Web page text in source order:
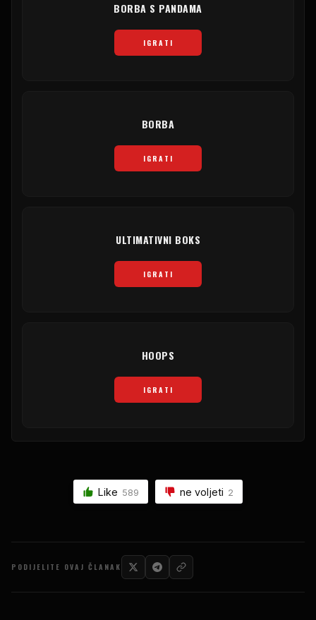
BORBA S PANDAMA
IGRATI
BORBA
IGRATI
ULTIMATIVNI BOKS
IGRATI
HOOPS
IGRATI
Like 589 ne voljeti 2
PODIJELITE OVAJ ČLANAK